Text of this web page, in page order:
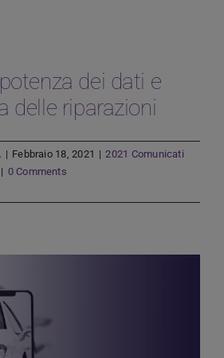
dei dati e
delle riparazioni
| Febbraio 18, 2021 | 2021 Comunicati
| 0 Comments